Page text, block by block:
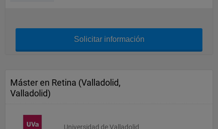
Solicitar información
Máster en Retina (Valladolid,
Valladolid)
Universidad de Valladolid